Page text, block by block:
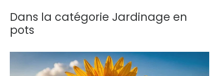
Dans la catégorie Jardinage en
pots